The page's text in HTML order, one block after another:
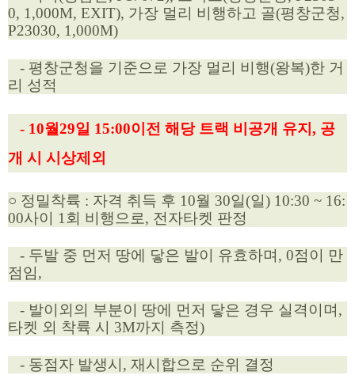
0, 1,000M, EXIT), 가장 멀리 비행하고 골(평창군청,
P23030, 1,000M)
- 평창군청을 기준으로 가장 멀리 비행(왕복)한 거
리 성적
- 10월29일 15:00이전 해당 트랙 비공개 유지, 공
개 시 시상제외
○ 정밀착륙 : 자격 취득 후 10월 30일(일) 10:30 ~ 16:
00사이 1회 비행으로, 전자타켓 판정
- 두발 중 먼저 땅에 닿은 발이 유효하며, 0점이 만
점임,
- 발이외의 부분이 땅에 먼저 닿은 경우 실격이며,
타켓 외 착륙 시 3M까지 측정)
- 동점자 발생시, 재시합으로 순위 결정